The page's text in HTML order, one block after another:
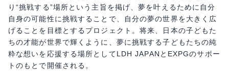
り“挑戦する”場所という主旨を掲げ、夢を叶えるために自分
自身の可能性に挑戦することで、自分の夢の世界を大きく広
げることを目標とするプロジェクト。将来、日本の子どもた
ちの才能が世界で輝くように、夢に挑戦する子どもたちの純
粋な想いを応援する場所としてLDH JAPANとEXPGのサポー
トのもとで開催される。